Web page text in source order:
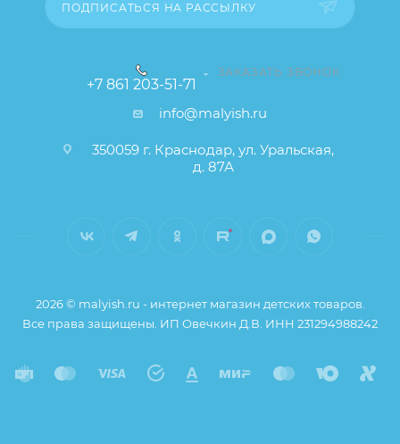
ПОДПИСАТЬСЯ НА РАССЫЛКУ
+7 861 203-51-71
ЗАКАЗАТЬ ЗВОНОК
info@malyish.ru
350059 г. Краснодар, ул. Уральская,
д. 87А
2026 © malyish.ru - интернет магазин детских товаров.
Все права защищены. ИП Овечкин Д.В. ИНН 231294988242